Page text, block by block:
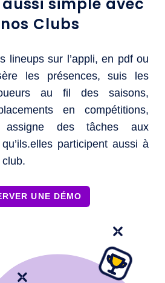
simple avec
Clubs
lineups sur l’appli, en pdf ou
les présences, suis les
au fil des saisons,
en compétitions,
assigne des tâches aux
participent aussi à
UNE DÉMO